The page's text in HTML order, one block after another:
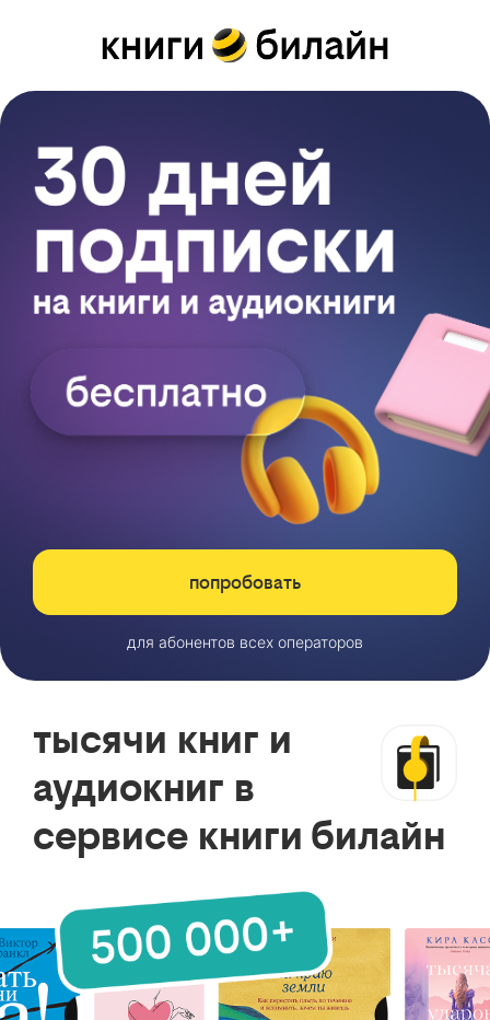
попробовать
для абонентов всех операторов
тысячи книг и
аудиокниг в
сервисе книги билайн